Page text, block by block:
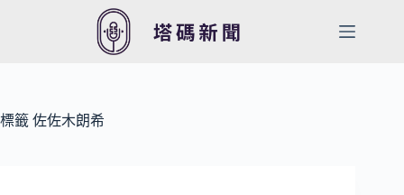
容
標籤 佐佐木朗希